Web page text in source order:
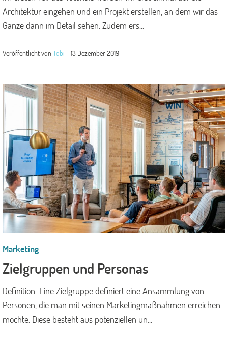
Architektur eingehen und ein Projekt erstellen, an dem wir das
Ganze dann im Detail sehen. Zudem ers...
Veröffentlicht vonTobi - 13 Dezember 2019
Marketing
Zielgruppen und Personas
Definition: Eine Zielgruppe definiert eine Ansammlung von
Personen, die man mit seinen Marketingmaßnahmen erreichen
möchte. Diese besteht aus potenziellen un...